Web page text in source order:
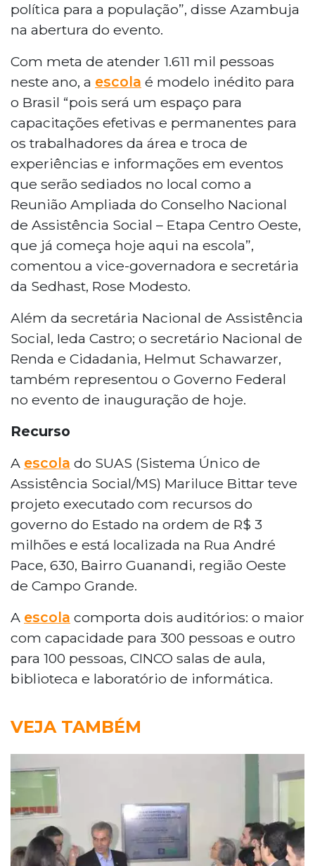
política para a população”, disse Azambuja
na abertura do evento.
Com meta de atender 1.611 mil pessoas
neste ano, a escola é modelo inédito para
o Brasil “pois será um espaço para
capacitações efetivas e permanentes para
os trabalhadores da área e troca de
experiências e informações em eventos
que serão sediados no local como a
Reunião Ampliada do Conselho Nacional
de Assistência Social – Etapa Centro Oeste,
que já começa hoje aqui na escola”,
comentou a vice-governadora e secretária
da Sedhast, Rose Modesto.
Além da secretária Nacional de Assistência
Social, Ieda Castro; o secretário Nacional de
Renda e Cidadania, Helmut Schawarzer,
também representou o Governo Federal
no evento de inauguração de hoje.
Recurso
A escola do SUAS (Sistema Único de
Assistência Social/MS) Mariluce Bittar teve
projeto executado com recursos do
governo do Estado na ordem de R$ 3
milhões e está localizada na Rua André
Pace, 630, Bairro Guanandi, região Oeste
de Campo Grande.
A escola comporta dois auditórios: o maior
com capacidade para 300 pessoas e outro
para 100 pessoas, CINCO salas de aula,
biblioteca e laboratório de informática.
VEJA TAMBÉM